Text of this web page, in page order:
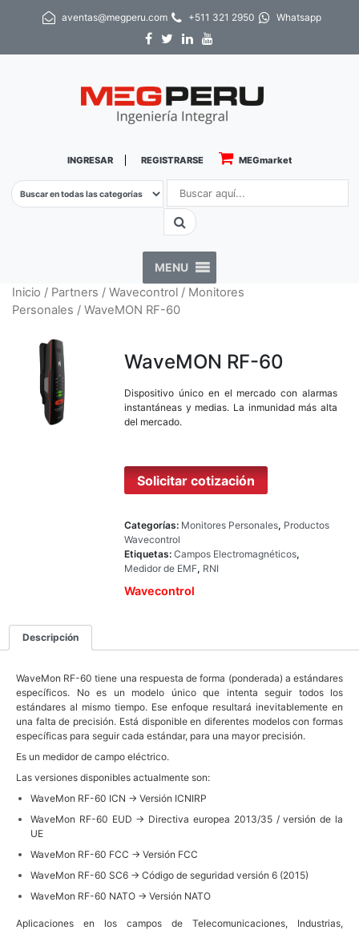
aventas@megperu.com +511 321 2950 Whatsapp
INGRESAR REGISTRARSE MEGmarket
MENU
Inicio / Partners / Wavecontrol / Monitores
Personales / WaveMON RF-60
WaveMON RF-60
Dispositivo único en el mercado con alarmas
instantáneas y medias. La inmunidad más alta
del mercado.
Solicitar cotización
Categorías: Monitores Personales, Productos
Wavecontrol
Etiquetas: Campos Electromagnéticos,
Medidor de EMF, RNI
Wavecontrol
Descripción
WaveMon RF-60 tiene una respuesta de forma (ponderada) a estándares
específicos. No es un modelo único que intenta seguir todos los
estándares al mismo tiempo. Ese enfoque resultará inevitablemente en
una falta de precisión. Está disponible en diferentes modelos con formas
específicas para seguir cada estándar, para una mayor precisión.
Es un medidor de campo eléctrico.
Las versiones disponibles actualmente son:
WaveMon RF-60 ICN → Versión ICNIRP
WaveMon RF-60 EUD → Directiva europea 2013/35 / versión de la
UE
WaveMon RF-60 FCC → Versión FCC
WaveMon RF-60 SC6 → Código de seguridad versión 6 (2015)
WaveMon RF-60 NATO → Versión NATO
Aplicaciones en los campos de Telecomunicaciones, Industrias,